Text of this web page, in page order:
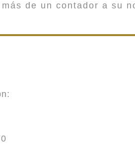
de un contador a su